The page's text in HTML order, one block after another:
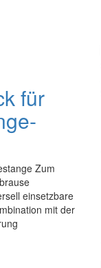
für
Zum
einsetzbare
mit der